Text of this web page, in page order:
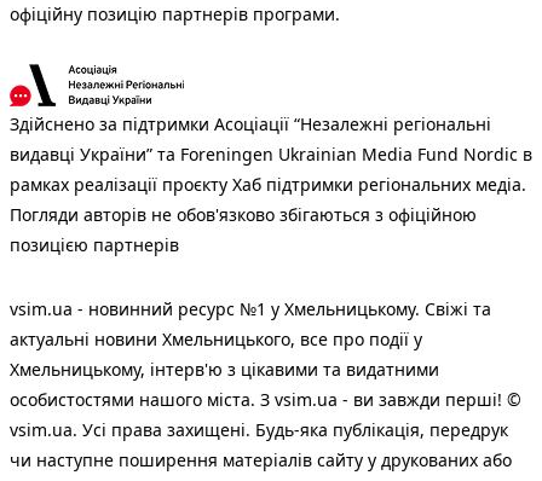
офіційну позицію партнерів програми.
Здійснено за підтримки Асоціації “Незалежні регіональні
видавці України” та Foreningen Ukrainian Media Fund Nordic в
рамках реалізації проєкту Хаб підтримки регіональних медіа.
Погляди авторів не обов'язково збігаються з офіційною
позицією партнерів
vsim.ua - новинний ресурс №1 у Хмельницькому. Свіжі та
актуальні новини Хмельницького, все про події у
Хмельницькому, інтерв'ю з цікавими та видатними
особистостями нашого міста. З vsim.ua - ви завжди перші! ©
vsim.ua. Усі права захищені. Будь-яка публiкацiя, передрук
чи наступне поширення матеріалів сайту у друкованих або